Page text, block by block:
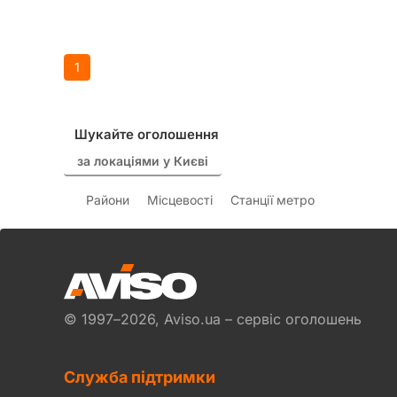
1
Шукайте оголошення
за локаціями у Києві
Райони Місцевості Станції метро
© 1997–2026, Aviso.ua – сервіс оголошень
Служба підтримки